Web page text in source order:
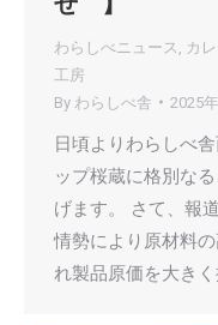
わらしべニュース カ
工房
By わらしべ舎 2025
日頃よりわらしべ
ップ桜蔵に格別な
げます。 さて、報
情勢により原材料
れ製品原価を大きく